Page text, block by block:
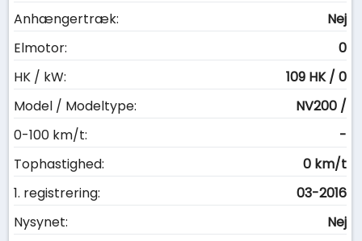
Anhængertræk:
Nej
Elmotor:
0
HK / kW:
109 HK / 0
Model / Modeltype:
NV200 /
0-100 km/t:
-
Tophastighed:
0 km/t
1. registrering:
03-2016
Nysynet:
Nej